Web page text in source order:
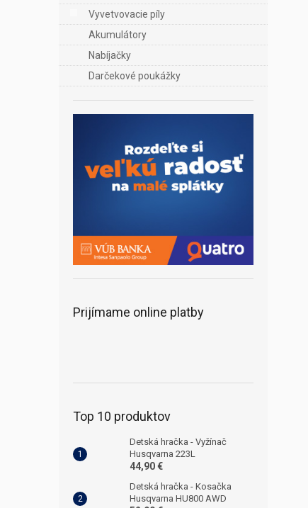
Vyvetvovacie píly
Akumulátory
Nabíjačky
Darčekové poukážky
Prijímame online platby
Top 10 produktov
Detská hračka - Vyžínač
Husqvarna 223L
44,90 €
Detská hračka - Kosačka
Husqvarna HU800 AWD